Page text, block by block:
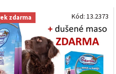
zdarma Kód: 13.2373